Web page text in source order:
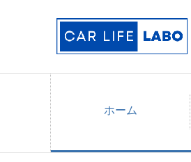
ホーム